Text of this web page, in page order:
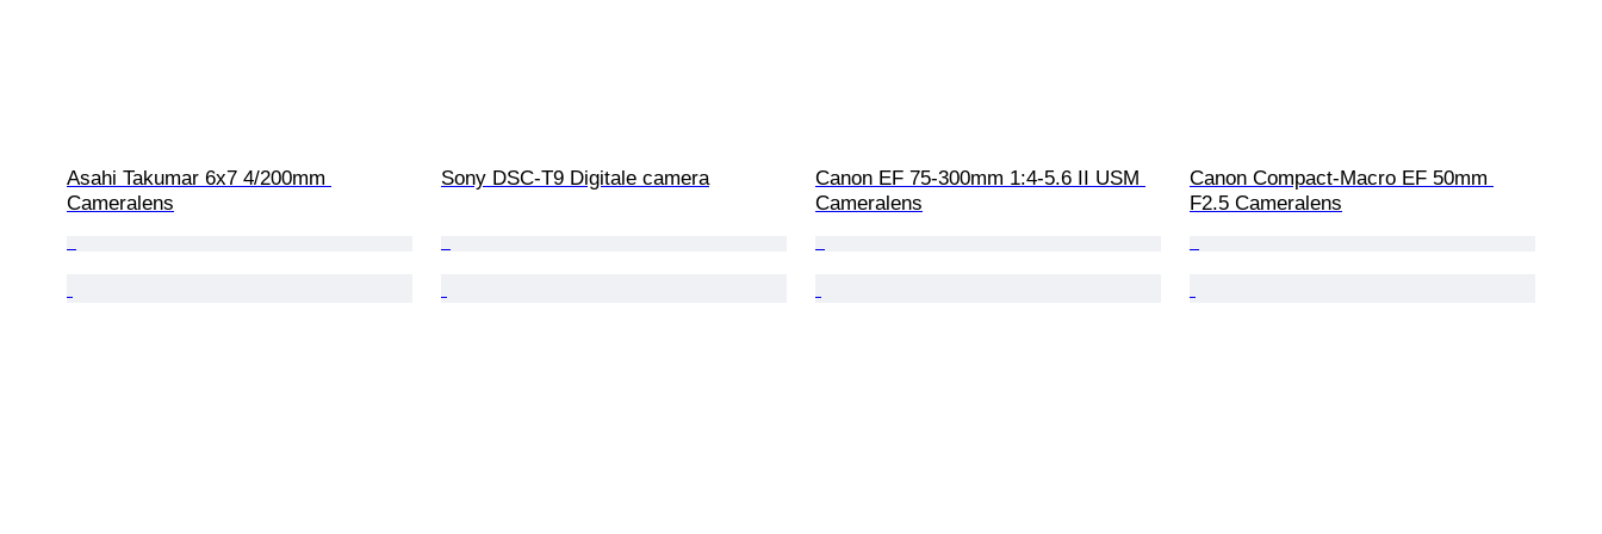
Asahi Takumar 6x7 4/200mm
Cameralens
Sony DSC-T9 Digitale camera
Canon EF 75-300mm 1:4-5.6 II USM
Cameralens
Canon Compact-Macro EF 50mm
F2.5 Cameralens